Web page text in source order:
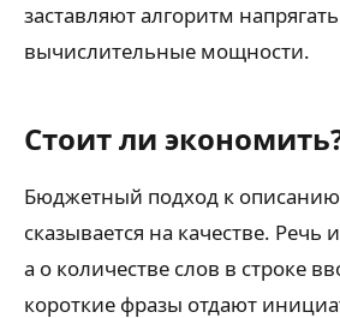
заставляют алгоритм
вычислительные мощности.
Стоит ли
Бюджетный подход к описанию
сказывается на качестве. Речь
а о количестве слов в строке
короткие фразы отдают